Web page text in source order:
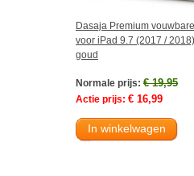
Dasaja Premium
voor iPad 9.7 (2017 /
goud
Normale prijs: € 19,95
Actie prijs: € 16,99
In winkelwagen